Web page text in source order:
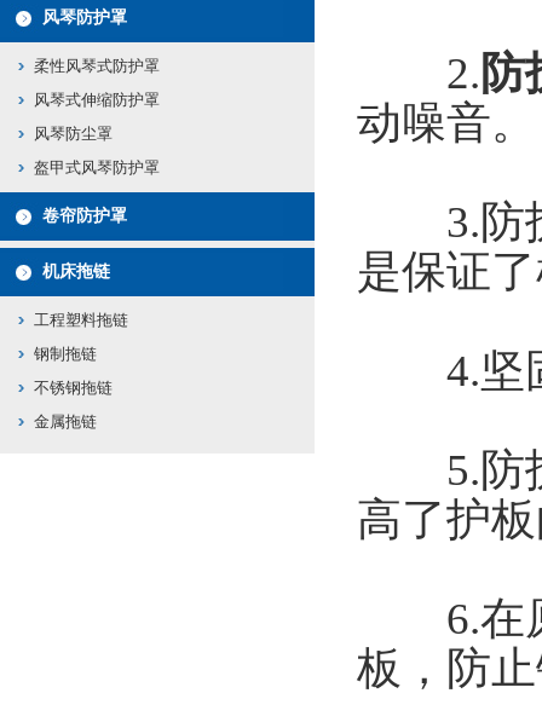
风琴防护罩
柔性风琴式防护罩
风琴式伸缩防护罩
风琴防尘罩
盔甲式风琴防护罩
卷帘防护罩
机床拖链
工程塑料拖链
钢制拖链
不锈钢拖链
金属拖链
2.防
动噪音。
3.防护
是保证
4.坚固
5.防护
高了护
6.在原
板，防